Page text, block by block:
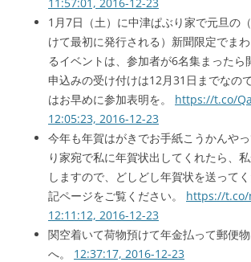
1月7日（土）に中津ぱぶり家で元旦の
けて最初に発行される）新聞限定でま
るイベントは、参加者が6名集まったら
申込みの受け付けは12月31日までなの
はお早めに参加表明を。 https://t.co/
12:05:23, 2016-12-23
今年も年賀はがきでお手紙こうかんや
り家宛で私に年賀状出してくれたら、
しますので、どしどし年賀状を送って
記ページをご覧ください。 https://t.co/
12:11:12, 2016-12-23
関空着いて荷物預けて年金払って郵便
へ。 12:37:17, 2016-12-23